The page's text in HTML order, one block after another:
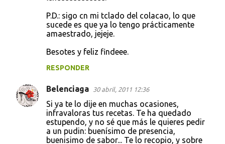
P.D.: sigo cn mi tclado del colacao, lo que
sucede es que ya lo tengo prácticamente
amaestrado, jejeje.
Besotes y feliz findeee.
RESPONDER
Belenciaga 30 abril, 2011 12:36
Si ya te lo dije en muchas ocasiones,
infravaloras tus recetas. Te ha quedado
estupendo, y no sé que más le quieres pedir
a un pudin: buenísimo de presencia,
buenisimo de sabor... Te lo recopio, y sobre